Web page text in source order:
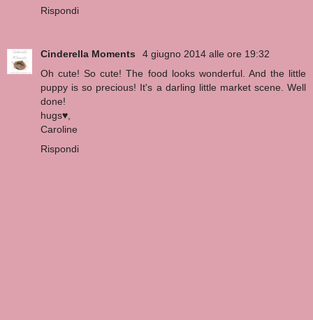
Rispondi
Cinderella Moments
4 giugno 2014 alle ore 19:32
Oh cute! So cute! The food looks wonderful. And the little
puppy is so precious! It's a darling little market scene. Well
done!
hugs♥,
Caroline
Rispondi